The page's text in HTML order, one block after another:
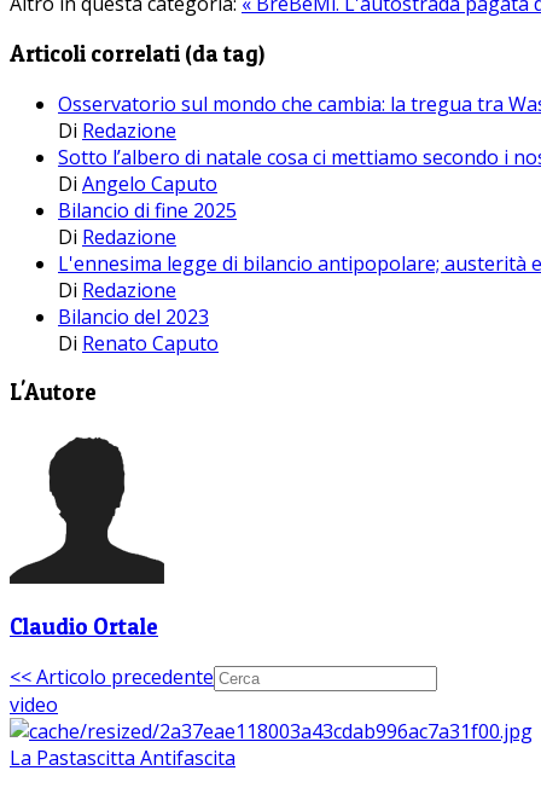
Articoli correlati (da tag)
Osservatorio sul mondo che cambia: la tregua tra
Di Redazione
Sotto l’albero di natale cosa ci mettiamo secondo i
Di Angelo Caputo
Bilancio di fine 2025
Di Redazione
L'ennesima legge di bilancio antipopolare; austerità
Di Redazione
Bilancio del 2023
Di Renato Caputo
L'Autore
Claudio Ortale
<< Articolo precedente
video
La Pastascitta Antifascita